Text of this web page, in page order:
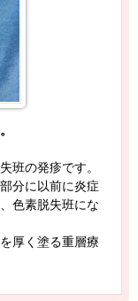
班の発疹です。
分に以前に炎症
色素脱失班にな
厚く塗る重層療